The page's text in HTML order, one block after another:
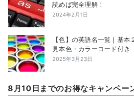
読めば完全理解！
2024年2月1日
【色】の英語名一覧｜基本
見本色・カラーコード付き
2025年3月23日
8月10日までのお得なキャンペー